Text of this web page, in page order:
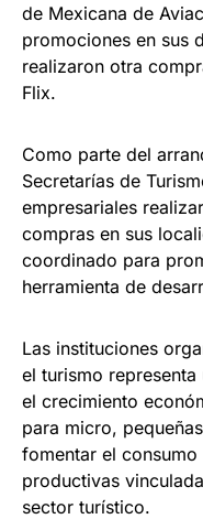
de Mexicana de
promociones en sus
realizaron otra
Flix.
Como parte del
Secretarías de
empresariales
compras en sus
coordinado para
herramienta de
Las instituciones
el turismo
el crecimiento
para micro,
fomentar el
productivas
sector turístico.